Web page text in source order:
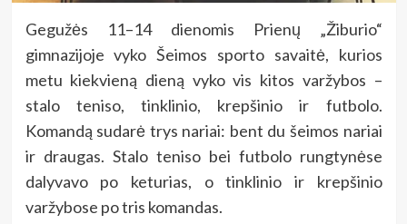
Gegužės 11–14 dienomis Prienų „Žiburio“
gimnazijoje vyko Šeimos sporto savaitė, kurios
metu kiekvieną dieną vyko vis kitos varžybos –
stalo teniso, tinklinio, krepšinio ir futbolo.
Komandą sudarė trys nariai: bent du šeimos nariai
ir draugas. Stalo teniso bei futbolo rungtynėse
dalyvavo po keturias, o tinklinio ir krepšinio
varžybose po tris komandas.